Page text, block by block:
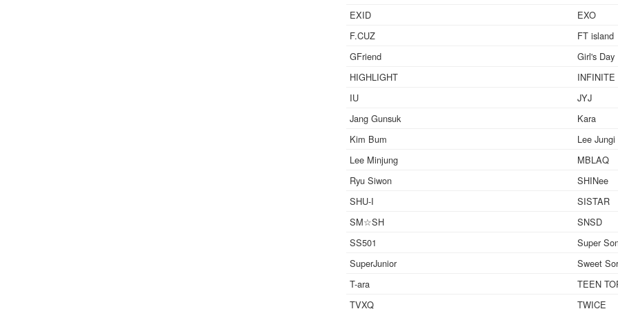
EXID
EXO
F.CUZ
FT island
GFriend
Girl's Day
HIGHLIGHT
INFINITE
IU
JYJ
Jang Gunsuk
Kara
Kim Bum
Lee Jungi
Lee Minjung
MBLAQ
Ryu Siwon
SHINee
SHU-I
SISTAR
SM☆SH
SNSD
SS501
Super
SuperJunior
Sweet
T-ara
TEEN
TVXQ
TWICE